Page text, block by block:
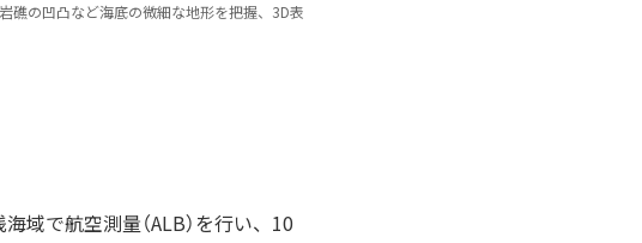
礁の凹凸など海底の微細な地形を把握、3D表
で航空測量（ALB）を行い、10